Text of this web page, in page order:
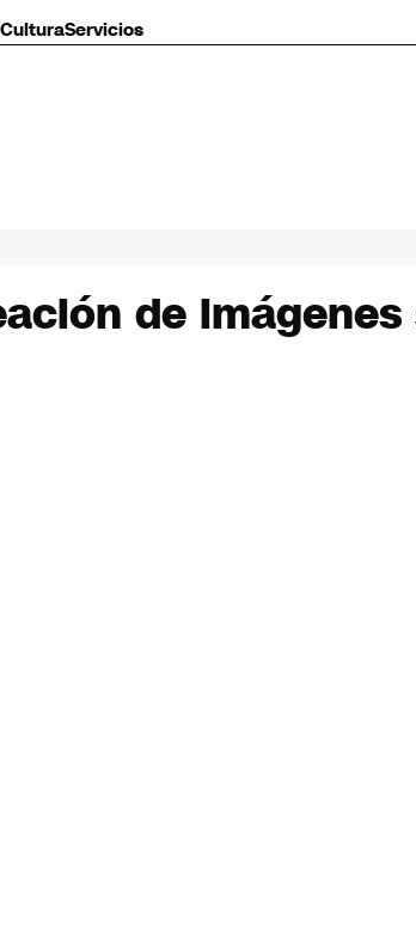
CulturaServicios
de